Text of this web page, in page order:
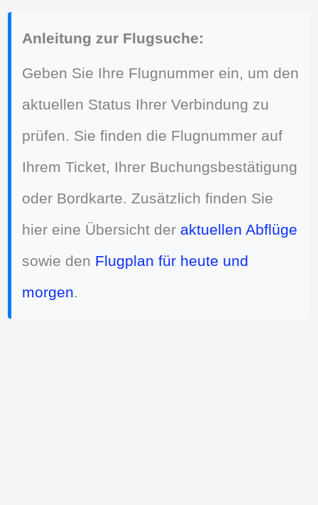
Anleitung zur Flugsuche:
Geben Sie Ihre Flugnummer ein, um den
aktuellen Status Ihrer Verbindung zu
prüfen. Sie finden die Flugnummer auf
Ihrem Ticket, Ihrer Buchungsbestätigung
oder Bordkarte. Zusätzlich finden Sie
hier eine Übersicht der aktuellen Abflüge
sowie den Flugplan für heute und
morgen.